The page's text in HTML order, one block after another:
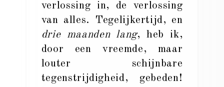
verlossing in, de verlossing
van alles. Tegelijkertijd, en
drie maanden lang, heb ik,
door een vreemde, maar
louter schijnbare
tegenstrijdigheid, gebeden!